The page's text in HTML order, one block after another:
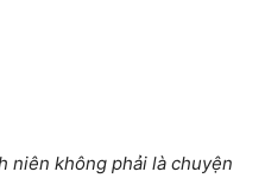
niên không phải là chuyện